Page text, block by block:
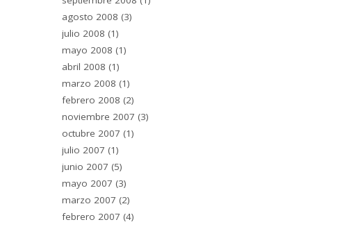
agosto 2008 (3)
julio 2008 (1)
mayo 2008 (1)
abril 2008 (1)
marzo 2008 (1)
febrero 2008 (2)
noviembre 2007 (3)
octubre 2007 (1)
julio 2007 (1)
junio 2007 (5)
mayo 2007 (3)
marzo 2007 (2)
febrero 2007 (4)